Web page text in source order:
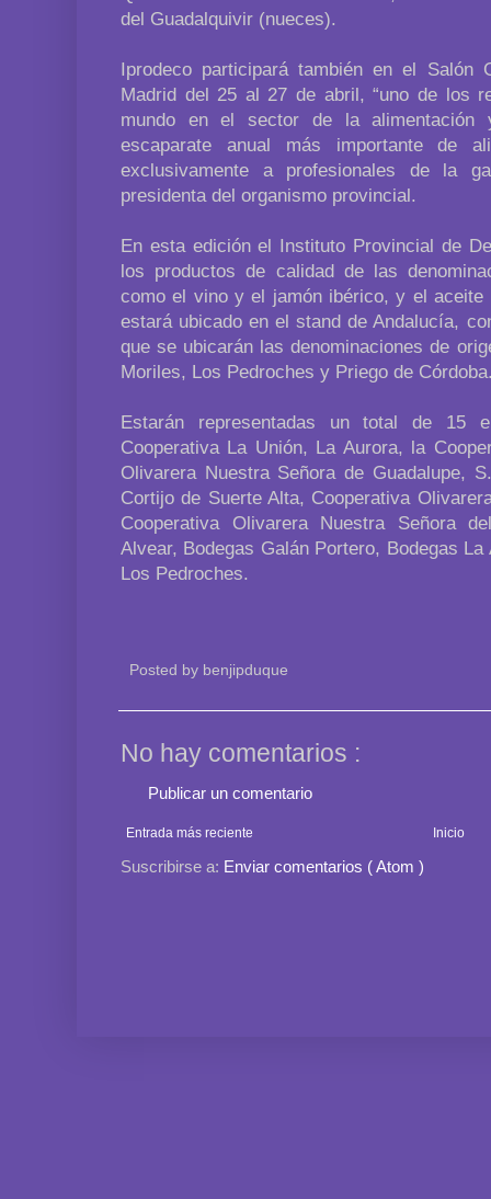
del Guadalquivir (nueces).
Iprodeco participará también en el Salón
Madrid del 25 al 27 de abril, “uno de los
mundo en el sector de la
escaparate anual más importante de
exclusivamente a profesionales de la
presidenta del organismo provincial.
En esta edición el Instituto Provincial de
los productos de calidad de las
como el vino y el jamón ibérico, y el
estará ubicado en el stand de Andalucía,
que se ubicarán las denominaciones de
Moriles, Los Pedroches y Priego de
Estarán representadas un total de 15
Cooperativa La Unión, La Aurora, la
Olivarera Nuestra Señora de Guadalupe,
Cortijo de Suerte Alta, Cooperativa
Cooperativa Olivarera Nuestra Señora
Alvear, Bodegas Galán Portero, Bodegas
Los Pedroches.
Posted by benjipduque
No hay comentarios :
Publicar un comentario
Entrada más reciente Inicio
Suscribirse a: Enviar comentarios ( Atom )